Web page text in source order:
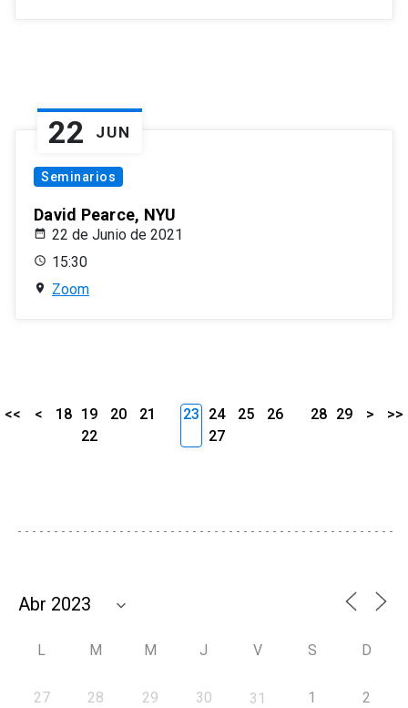
22 JUN
Seminarios
David Pearce, NYU
22 de Junio de 2021
15:30
Zoom
<< < 18 19 20
21
22
23 24 25
26
27
28 29 > >>
L M M J V S D
27 28 29 30 31 1 2